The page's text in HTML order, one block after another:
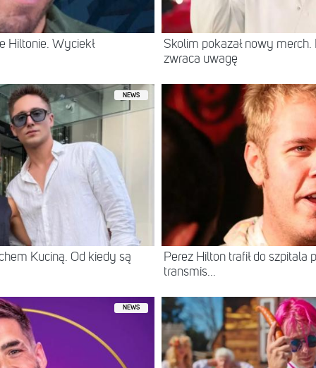
Hiltonie. Wyciekł
Skolim pokazał nowy
zwraca uwagę
NEWS
Kuciną. Od kiedy są
Perez Hilton trafił do szpitala
transmis...
NEWS